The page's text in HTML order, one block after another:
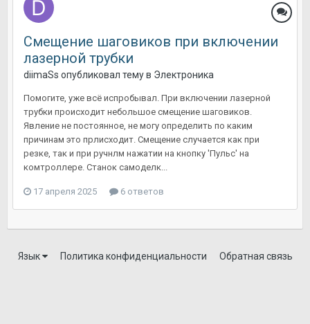
Смещение шаговиков при включении
лазерной трубки
diimaSs опубликовал тему в Электроника
Помогите, уже всё испробывал. При включении лазерной
трубки происходит небольшое смещение шаговиков.
Явление не постоянное, не могу определить по каким
причинам это прлисходит. Смещение случается как при
резке, так и при ручнлм нажатии на кнопку 'Пульс' на
комтроллере. Станок самоделк...
17 апреля 2025 6 ответов
Язык Политика конфиденциальности Обратная связь